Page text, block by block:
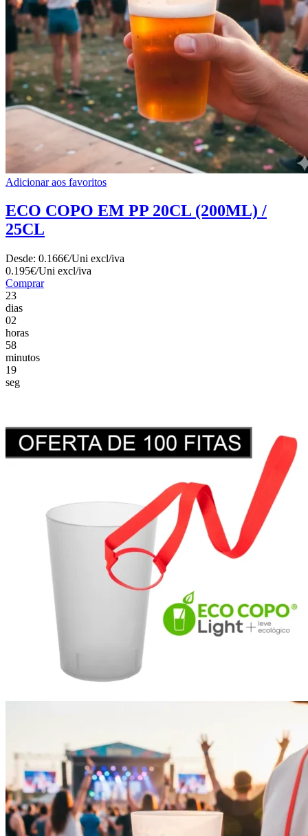
Adicionar aos favoritos
ECO COPO EM PP 20CL (200ML) /
25CL
Desde: 0.166€/Uni excl/iva
0.195€/Uni excl/iva
Comprar
23
dias
02
horas
58
minutos
18
seg